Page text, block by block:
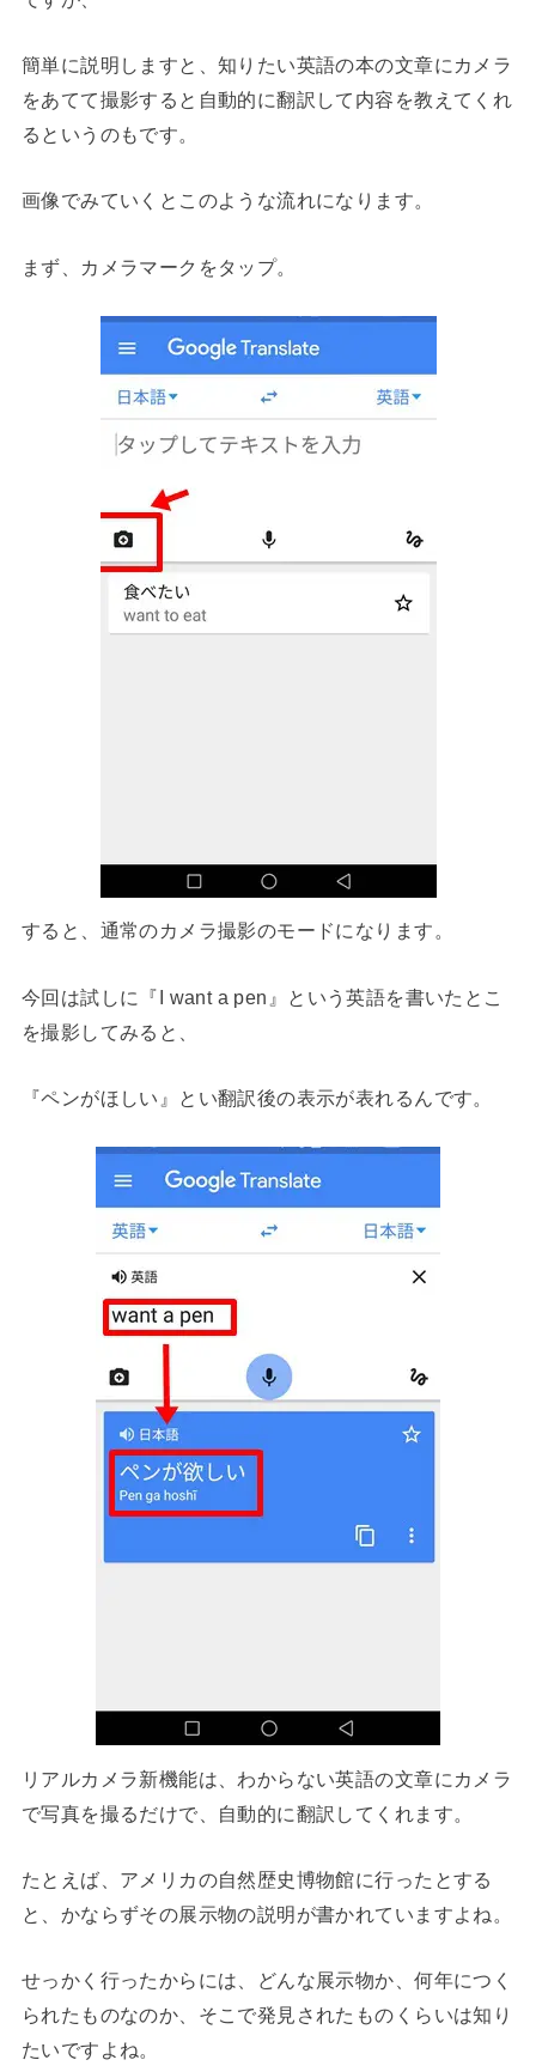
簡単に説明しますと、知りたい英語の本の文章にカメラ
をあてて撮影すると自動的に翻訳して内容を教えてくれ
るというのもです。
画像でみていくとこのような流れになります。
まず、カメラマークをタップ。
すると、通常のカメラ撮影のモードになります。
今回は試しに『I want a pen』という英語を書いたとこ
を撮影してみると、
『ペンがほしい』とい翻訳後の表示が表れるんです。
リアルカメラ新機能は、わからない英語の文章にカメラ
で写真を撮るだけで、自動的に翻訳してくれます。
たとえば、アメリカの自然歴史博物館に行ったとする
と、かならずその展示物の説明が書かれていますよね。
せっかく行ったからには、どんな展示物か、何年につく
られたものなのか、そこで発見されたものくらいは知り
たいですよね。